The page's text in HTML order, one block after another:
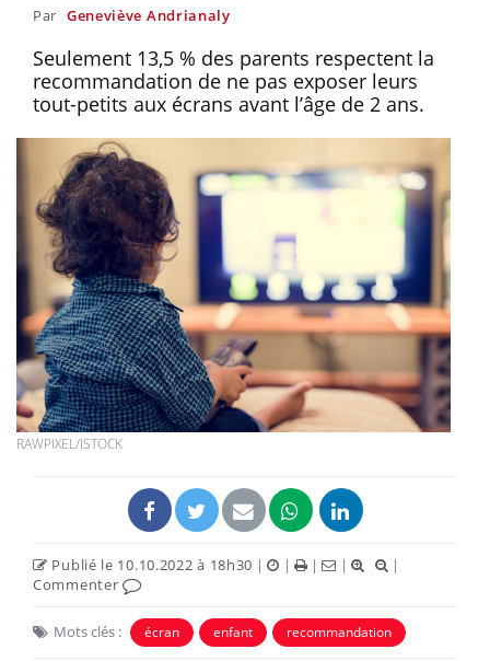
Par Geneviève Andrianaly
Seulement 13,5 % des parents respectent la
recommandation de ne pas exposer leurs
tout-petits aux écrans avant l’âge de 2 ans.
RAWPIXEL/ISTOCK
Publié le 10.10.2022 à 18h30 | | | |
|
Commenter
Mots clés : écran enfant recommandation